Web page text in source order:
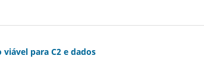
para C2 e dados